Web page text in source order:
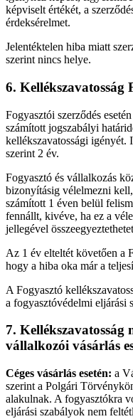
képviselt értékét, a
érdeksérelmet.
Jelentéktelen hiba miatt
szerint nincs helye.
6. Kellékszavatosság
Fogyasztói szerződés
számított jogszabályi
kellékszavatossági igényét.
szerint 2 év.
Fogyasztó és vállalkozás
bizonyításig vélelmezni
számított 1 éven belül
fennállt, kivéve, ha ez a
jellegével
Az 1 év elteltét követően a
hogy a hiba oka már a
A Fogyasztó
a fogyasztóvédelmi eljárási
7. Kellékszavatosság
vállalkozói vásárlás
Céges vásárlás esetén: a
szerint a Polgári
alakulnak. A fogyasztókra
eljárási szabályok nem